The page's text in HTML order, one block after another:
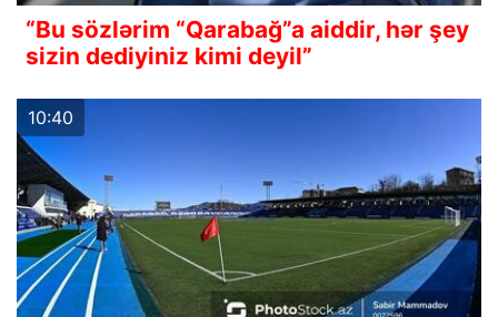
“Bu sözlərim “Qarabağ”a aiddir, hər şey
sizin dediyiniz kimi deyil”
10:40